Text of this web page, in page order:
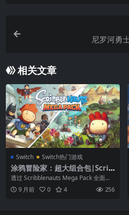
尼罗河勇
相关文章
Switch Switch热门游戏
涂鸦冒险家：超大组合包|Scrib
blenauts Mega Pack
透过 Scribblenauts Mega Pack 全面体
验《Scribble...
9 月前 0 4 256